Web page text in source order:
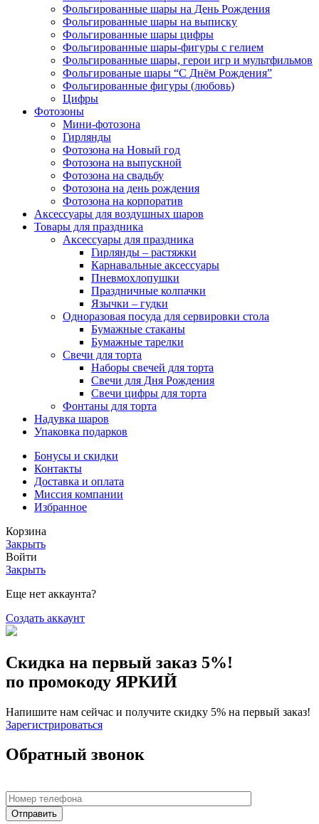
Фольгированные шары на День Рождения
Фольгированные шары на выписку
Фольгированные шары цифры
Фольгированные шары-фигуры с гелием
Фольгированные шары, герои игр и мультфильмов
Фольгированые шары “С Днём Рождения”
Фольгированные фигуры (любовь)
Цифры
Фотозоны
Мини-фотозона
Гирлянды
Фотозона на Новый год
Фотозона на выпускной
Фотозона на свадьбу
Фотозона на день рождения
Фотозона на корпоратив
Аксессуары для воздушных шаров
Товары для праздника
Аксессуары для праздника
Гирлянды – растяжки
Карнавальные аксессуары
Пневмохлопушки
Праздничные колпачки
Язычки – гудки
Одноразовая посуда для сервировки стола
Бумажные стаканы
Бумажные тарелки
Свечи для торта
Наборы свечей для торта
Свечи для Дня Рождения
Свечи цифры для торта
Фонтаны для торта
Надувка шаров
Упаковка подарков
Бонусы и скидки
Контакты
Доставка и оплата
Миссия компании
Избранное
Корзина
Закрыть
Войти
Закрыть
Еще нет аккаунта?
Создать аккаунт
Скидка на первый заказ 5%!
по промокоду ЯРКИЙ
Напишите нам сейчас и получите скидку 5% на первый заказ!
Зарегистрироваться
Обратный звонок